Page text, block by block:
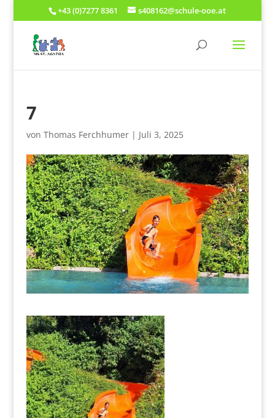
+43 (0)7277 8361 s408162@schule-ooe.at
7
von Thomas Ferchhumer| Juli 3, 2025